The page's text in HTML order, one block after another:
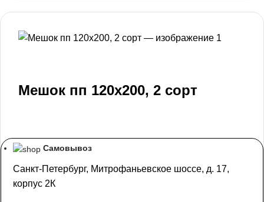
Мешок пп 120х200, 2 сорт
Самовывоз
Санкт-Петербург, Митрофаньевское шоссе, д. 17,
корпус 2К